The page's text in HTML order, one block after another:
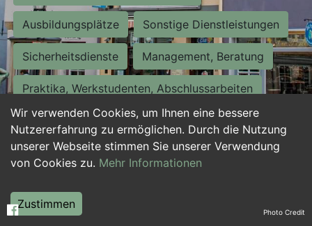
Wir verwenden Cookies, um Ihnen eine bessere
Nutzererfahrung zu ermöglichen. Durch die Nutzung
unserer Webseite stimmen Sie unserer Verwendung
von Cookies zu. Mehr Informationen
Zustimmen
Ausbildungsplätze Sonstige Dienstleistungen
Sicherheitsdienste Management, Beratung
Praktika, Werkstudenten, Abschlussarbeiten
Personalwesen Assistenz, Sekretariat
Hilfskräfte, Aushilfs- und Nebenjobs
Weiterbildung, Studium, duale Ausbildung Photo Credit